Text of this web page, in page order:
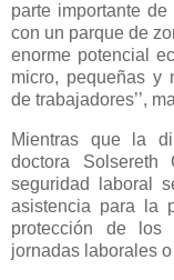
parte importante
con un parque de
enorme potencial
micro, pequeñas y
de trabajadores’’,
Mientras que la
doctora
seguridad laboral
asistencia para la
protección de los
jornadas laborales